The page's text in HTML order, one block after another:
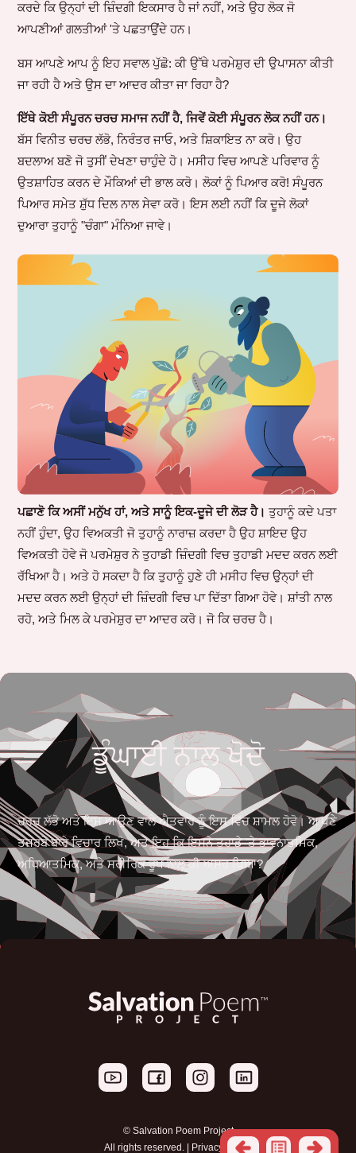
ਕਰਦੇ ਕਿ ਉਨ੍ਹਾਂ ਦੀ ਜ਼ਿੰਦਗੀ ਇਕਸਾਰ ਹੈ ਜਾਂ ਨਹੀਂ, ਅਤੇ ਉਹ ਲੋਕ ਜੋ
ਆਪਣੀਆਂ ਗਲਤੀਆਂ 'ਤੇ ਪਛਤਾਉਂਦੇ ਹਨ।
ਬਸ ਆਪਣੇ ਆਪ ਨੂੰ ਇਹ ਸਵਾਲ ਪੁੱਛੋ: ਕੀ ਉੱਥੇ ਪਰਮੇਸ਼ੁਰ ਦੀ ਉਪਾਸਨਾ ਕੀਤੀ
ਜਾ ਰਹੀ ਹੈ ਅਤੇ ਉਸ ਦਾ ਆਦਰ ਕੀਤਾ ਜਾ ਰਿਹਾ ਹੈ?
ਇੱਥੇ ਕੋਈ ਸੰਪੂਰਨ ਚਰਚ ਸਮਾਜ ਨਹੀਂ ਹੈ, ਜਿਵੇਂ ਕੋਈ ਸੰਪੂਰਨ ਲੋਕ ਨਹੀਂ ਹਨ।
ਬੱਸ ਵਿਨੀਤ ਚਰਚ ਲੱਭੋ, ਨਿਰੰਤਰ ਜਾਓ, ਅਤੇ ਸ਼ਿਕਾਇਤ ਨਾ ਕਰੋ। ਉਹ
ਬਦਲਾਅ ਬਣੋ ਜੋ ਤੁਸੀਂ ਦੇਖਣਾ ਚਾਹੁੰਦੇ ਹੋ। ਮਸੀਹ ਵਿਚ ਆਪਣੇ ਪਰਿਵਾਰ ਨੂੰ
ਉਤਸ਼ਾਹਿਤ ਕਰਨ ਦੇ ਮੌਕਿਆਂ ਦੀ ਭਾਲ ਕਰੋ। ਲੋਕਾਂ ਨੂੰ ਪਿਆਰ ਕਰੋ! ਸੰਪੂਰਨ
ਪਿਆਰ ਸਮੇਤ ਸ਼ੁੱਧ ਦਿਲ ਨਾਲ ਸੇਵਾ ਕਰੋ। ਇਸ ਲਈ ਨਹੀਂ ਕਿ ਦੂਜੇ ਲੋਕਾਂ
ਦੁਆਰਾ ਤੁਹਾਨੂੰ "ਚੰਗਾ" ਮੰਨਿਆ ਜਾਵੇ।
ਪਛਾਣੋ ਕਿ ਅਸੀਂ ਮਨੁੱਖ ਹਾਂ, ਅਤੇ ਸਾਨੂੰ ਇਕ-ਦੂਜੇ ਦੀ ਲੋੜ ਹੈ। ਤੁਹਾਨੂੰ ਕਦੇ ਪਤਾ
ਨਹੀਂ ਹੁੰਦਾ, ਉਹ ਵਿਅਕਤੀ ਜੋ ਤੁਹਾਨੂੰ ਨਾਰਾਜ਼ ਕਰਦਾ ਹੈ ਉਹ ਸ਼ਾਇਦ ਉਹ
ਵਿਅਕਤੀ ਹੋਵੇ ਜੋ ਪਰਮੇਸ਼ੁਰ ਨੇ ਤੁਹਾਡੀ ਜ਼ਿੰਦਗੀ ਵਿਚ ਤੁਹਾਡੀ ਮਦਦ ਕਰਨ ਲਈ
ਰੱਖਿਆ ਹੈ। ਅਤੇ ਹੋ ਸਕਦਾ ਹੈ ਕਿ ਤੁਹਾਨੂੰ ਹੁਣੇ ਹੀ ਮਸੀਹ ਵਿਚ ਉਨ੍ਹਾਂ ਦੀ
ਮਦਦ ਕਰਨ ਲਈ ਉਨ੍ਹਾਂ ਦੀ ਜ਼ਿੰਦਗੀ ਵਿਚ ਪਾ ਦਿੱਤਾ ਗਿਆ ਹੋਵੇ। ਸ਼ਾਂਤੀ ਨਾਲ
ਰਹੋ, ਅਤੇ ਮਿਲ ਕੇ ਪਰਮੇਸ਼ੁਰ ਦਾ ਆਦਰ ਕਰੋ। ਜੋ ਕਿ ਚਰਚ ਹੈ।
ਡੂੰਘਾਈ ਨਾਲ ਖੋਦੋ
ਚਰਚ ਲੱਭੋ ਅਤੇ ਇਸ ਆਉਣ ਵਾਲੇ ਐਤਵਾਰ ਨੂੰ ਇਸ ਵਿੱਚ ਸ਼ਾਮਲ ਹੋਵੋ। ਆਪਣੇ
ਤਜਰਬੇ ਬਾਰੇ ਵਿਚਾਰ ਲਿਖੋ, ਅਤੇ ਇਹ ਕਿ ਇਸਨੇ ਤੁਹਾਡੇ 'ਤੇ ਭਾਵਨਾਤਮਿਕ,
ਅਧਿਆਤਮਿਕ, ਅਤੇ ਸਰੀਰਿਕ ਰੂਪ ਨਾਲ ਕੀ ਅਸਰ ਪਿਆ?
© Salvation Poem Project
All rights reserved. | Privacy Policy